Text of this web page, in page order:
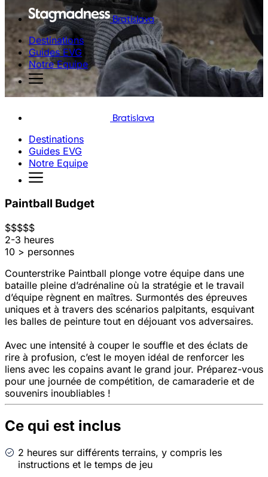
Bratislava
Destinations
Guides EVG
Notre Equipe
Bratislava
Destinations
Guides EVG
Notre Equipe
Paintball Budget
$$$$$
2-3 heures
10 > personnes
Counterstrike Paintball plonge votre équipe dans une
bataille pleine d’adrénaline où la stratégie et le travail
d’équipe règnent en maîtres. Surmontés des épreuves
uniques et à travers des scénarios palpitants, esquivant
les balles de peinture tout en déjouant vos adversaires.
Avec une intensité à couper le souffle et des éclats de
rire à profusion, c’est le moyen idéal de renforcer les
liens avec les copains avant le grand jour. Préparez-vous
pour une journée de compétition, de camaraderie et de
souvenirs inoubliables !
Ce qui est inclus
2 heures sur différents terrains, y compris les
instructions et le temps de jeu